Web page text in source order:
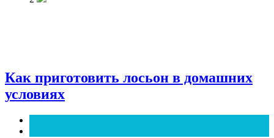
Как приготовить лосьон в домашних
условиях